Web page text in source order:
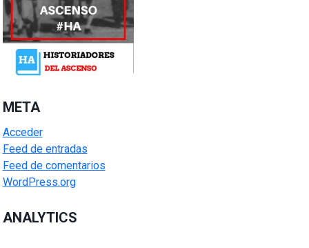
META
Acceder
Feed de entradas
Feed de comentarios
WordPress.org
ANALYTICS